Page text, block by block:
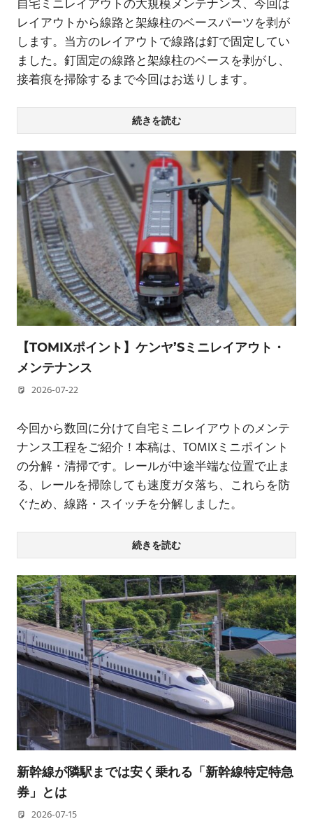
自宅ミニレイアウトの大規模メンテナンス、今回は
レイアウトから線路と架線柱のベースパーツを剥が
します。当方のレイアウトで線路は釘で固定してい
ました。釘固定の線路と架線柱のベースを剥がし、
接着痕を掃除するまで今回はお送りします。
続きを読む
【TOMIXポイント】ケンヤ’Sミニレイアウト・
メンテナンス
2026-07-22
今回から数回に分けて自宅ミニレイアウトのメンテ
ナンス工程をご紹介！本稿は、TOMIXミニポイント
の分解・清掃です。レールが中途半端な位置で止ま
る、レールを掃除しても速度ガタ落ち、これらを防
ぐため、線路・スイッチを分解しました。
続きを読む
新幹線が隣駅までは安く乗れる「新幹線特定特急
券」とは
2026-07-15